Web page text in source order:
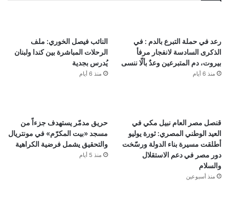
رعد في حملة التبرع بالدم : في
الذكرى السادسة لانفجار مرفأ
بيروت، دم المتبرعين وعدٌ بألّا ننسى
منذ 6 أيام
النائب فيصل الخوري: ملف
الرحلات المباشرة بين كندا ولبنان
يُدرس بجدية
منذ 6 أيام
قنصل مصر العام نبيل مكي في
العيد الوطني المصري: ثورة يوليو
أطلقت مسيرة بناء الدولة ورسّخت
دور مصر في دعم الاستقلال
والسلام
منذ أسبوعين
حريق مدمّر يستهدف جزءاً من
مسجد «بيت المكرّم» في مونتريال
والتحقيق يشمل فرضية الكراهية
منذ 5 أيام